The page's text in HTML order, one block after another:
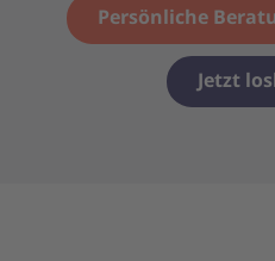
Persönliche
Jetzt